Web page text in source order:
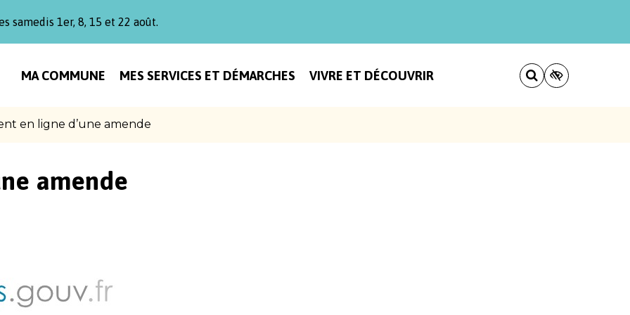
samedis 1er, 8, 15 et 22 août.
MA COMMUNE MES SERVICES ET DÉMARCHES VIVRE ET DÉCOUVRIR
en ligne d’une amende
amende